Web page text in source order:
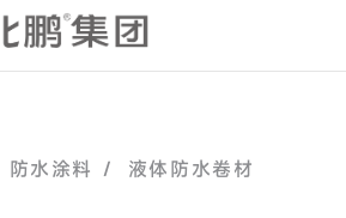
防水涂料 / 液体防水卷材